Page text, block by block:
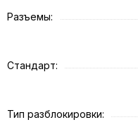
Разъемы:
Стандарт:
Тип разблокировки: